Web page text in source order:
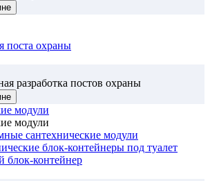
поста охраны
разработка постов охраны
модули
модули
сантехнические модули
блок-контейнеры под туалет
блок-контейнер